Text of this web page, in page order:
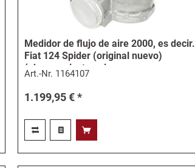
Medidor de flujo de aire 2000, es decir.
Fiat 124 Spider (original nuevo)
(observar instrucciones...
Art.-Nr. 1164107
1.199,95 € *